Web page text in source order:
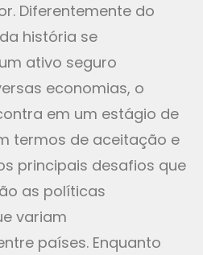
Diferentemente do
história se
ativo seguro
economias, o
em um estágio de
termos de aceitação e
principais desafios que
as políticas
variam
países. Enquanto